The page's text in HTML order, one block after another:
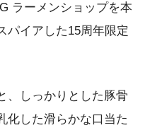
ラーメンショップを本
パイアした15周年限定
、しっかりとした豚骨
化した滑らかな口当た